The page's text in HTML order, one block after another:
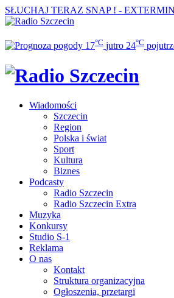
SŁUCHAJ TERAZ SNAP ! -
17°C jutro 24°C
Wiadomości
Szczecin
Region
Polska i świat
Sport
Kultura
Biznes
Podcasty
Radio Szczecin
Radio Szczecin Extra
Muzyka
Konkursy
Studio S-1
Reklama
O nas
Kontakt
Struktura organizacyjna
Ogłoszenia, przetargi